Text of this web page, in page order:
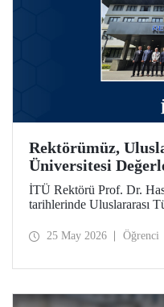
Rektörümüz,
Üniversitesi
İçin
İTÜ Rektörü Prof. Dr.
tarihlerinde Uluslararası
25 May 2026 Öğrenci